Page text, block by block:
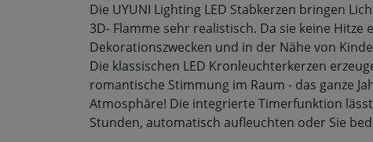
Die UYUNI Lighting LED Stabkerzen bringen
3D- Flamme sehr realistisch. Da sie keine Hitze
Dekorationszwecken und in der Nähe von
Die klassischen LED Kronleuchterkerzen
romantische Stimmung im Raum - das ganze
Atmosphäre! Die integrierte Timerfunktion
Stunden, automatisch aufleuchten oder Sie